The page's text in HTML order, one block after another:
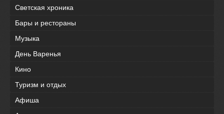
Светская хроника
Бары и рестораны
Музыка
День Варенья
Кино
Туризм и отдых
Афиша